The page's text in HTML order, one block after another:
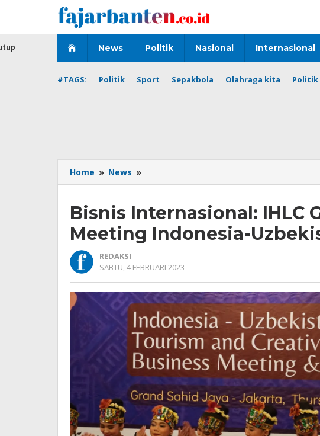
News Politik Nasional Internasional
#TAGS: Politik Sport Sepakbola Olahraga kita
Home » News »
Internasional:
Gelar
Bussiness
Meeting
Indonesia-
Bisnis Internasional: IHLC
Meeting Indonesia-
REDAKSI
SABTU, 4 FEBRUARI 2023